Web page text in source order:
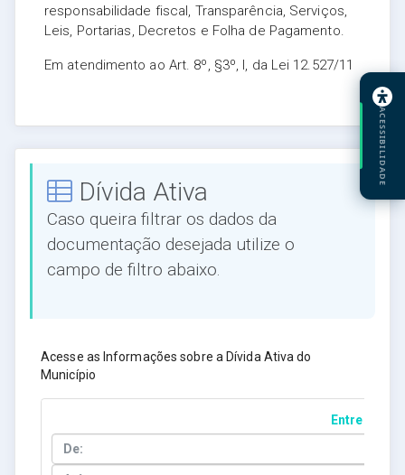
responsabilidade fiscal, Transparência, Serviços,
Leis, Portarias, Decretos e Folha de Pagamento.
Em atendimento ao Art. 8º, §3º, I, da Lei 12.527/11
Dívida Ativa
Caso queira filtrar os dados da
documentação desejada utilize o
campo de filtro abaixo.
Acesse as Informações sobre a Dívida Ativa do
Município
Entre Datas
ACESSIBILIDADE